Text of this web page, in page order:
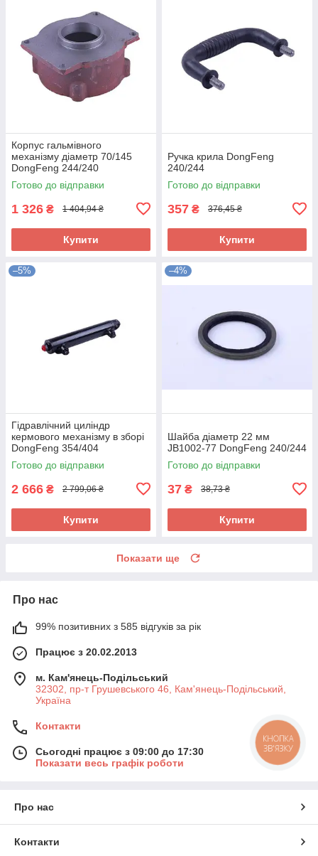
Корпус гальмівного
механізму діаметр 70/145
DongFeng 244/240
Готово до відправки
1 326 ₴ 1 404,94 ₴
Купити
Ручка крила DongFeng
240/244
Готово до відправки
357 ₴ 376,45 ₴
Купити
–5%
Гідравлічний циліндр
кермового механізму в зборі
DongFeng 354/404
Готово до відправки
2 666 ₴ 2 799,06 ₴
Купити
–4%
Шайба діаметр 22 мм
JB1002-77 DongFeng 240/244
Готово до відправки
37 ₴ 38,73 ₴
Купити
Показати ще
Про нас
99% позитивних з 585 відгуків за рік
Працює з 20.02.2013
м. Кам'янець-Подільський
32302, пр-т Грушевського 46, Кам'янець-Подільський,
Україна
Контакти
Сьогодні працює з 09:00 до 17:30
Показати весь графік роботи
Про нас
Контакти
КНОПКА
ЗВ'ЯЗКУ